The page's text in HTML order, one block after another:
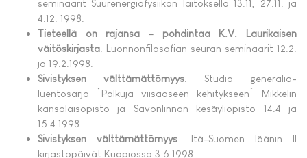
seminaarit Suurenergiafysiikan laitoksella 13.11, 27.11. ja
4.12. 1998.
Tieteellä on rajansa - pohdintaa K.V. Laurikaisen
väitöskirjasta . Luonnonfilosofian seuran seminaarit 12.2.
ja 19.2.1998.
Sivistyksen välttämättömyys . Studia generalia-
luentosarja ´Polkuja viisaaseen kehitykseen´ Mikkelin
kansalaisopisto ja Savonlinnan kesäyliopisto 14.4 ja
15.4.1998.
Sivistyksen välttämättömyys . Itä-Suomen läänin II
kirjastopäivät Kuopiossa 3.6.1998.